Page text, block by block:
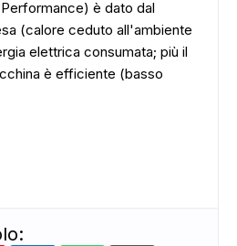
è dato dal
(calore ceduto all'ambiente
elettrica consumata; più il
è efficiente (basso